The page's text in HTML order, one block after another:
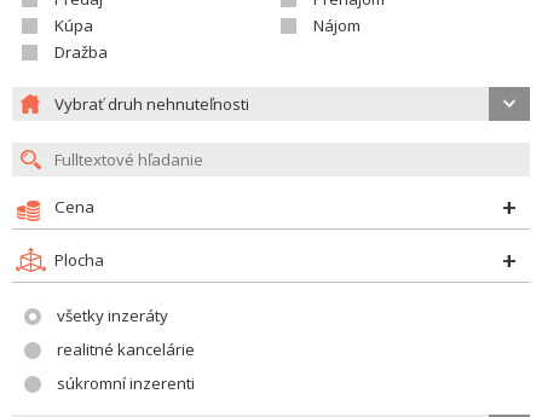
Kúpa
Nájom
Dražba
Vybrať druh nehnuteľnosti
Cena
Plocha
všetky inzeráty
realitné kancelárie
súkromní inzerenti